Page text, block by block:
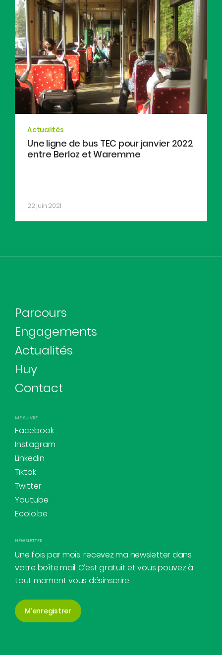
Actualités
Une ligne de bus TEC pour janvier 2022
entre Berloz et Waremme
22 juin 2021
Parcours
Engagements
Actualités
Huy
Contact
ME SUIVRE
Facebook
Instagram
Linkedin
Tiktok
Twitter
Youtube
Ecolo.be
NEWSLETTER
Une fois par mois, recevez ma newsletter dans
votre boîte mail. C’est gratuit et vous pouvez à
tout moment vous désinscrire.
M'enregistrer